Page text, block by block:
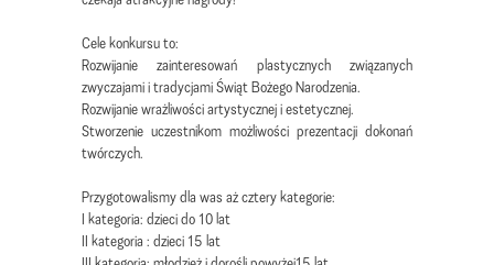
Cele konkursu to:
Rozwijanie zainteresowań plastycznych związanych
zwyczajami i tradycjami Świąt Bożego Narodzenia.
Rozwijanie wrażliwości artystycznej i estetycznej.
Stworzenie uczestnikom możliwości prezentacji dokonań
twórczych.
Przygotowalismy dla was aż cztery kategorie:
I kategoria: dzieci do 10 lat
II kategoria : dzieci 15 lat